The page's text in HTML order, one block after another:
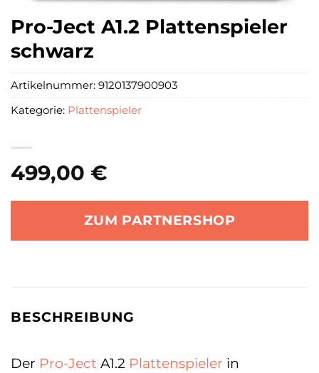
Pro-Ject A1.2 Plattenspieler
schwarz
499,00 €
ZUM PARTNERSHOP
Artikelnummer: 9120137900903
Kategorie: Plattenspieler
BESCHREIBUNG
Der Pro-Ject A1.2 Plattenspieler in